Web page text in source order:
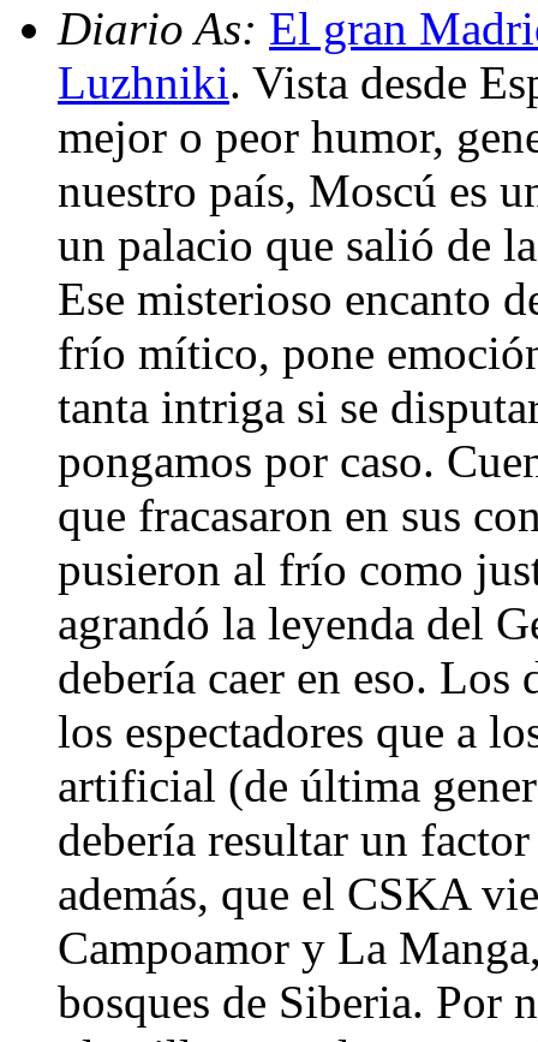
Diario As: El gran
Luzhniki. Vista desde
mejor o peor humor,
nuestro país, Moscú es
un palacio que salió de
Ese misterioso encanto
frío mítico, pone
tanta intriga si se
pongamos por caso.
que fracasaron en sus
pusieron al frío como
agrandó la leyenda del
debería caer en eso. Los
los espectadores que a
artificial (de última
debería resultar un
además, que el CSKA
Campoamor y La
bosques de Siberia. Por